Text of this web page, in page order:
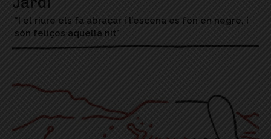
"I el riure els fa abraçar i l’escena es fon en negre, i
són feliços aquella nit"